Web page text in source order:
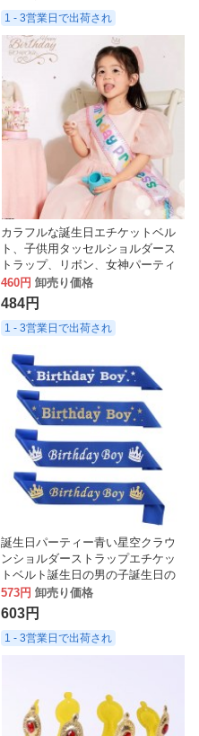
1 - 3営業日で出荷され
カラフルな誕生日エチケットベル
ト、子供用タッセルショルダース
トラップ、リボン、女神パーティ
ーの写真小道具
460円 卸売り価格
484円
1 - 3営業日で出荷され
誕生日パーティー青い星空クラウ
ンショルダーストラップエチケッ
トベルト誕生日の男の子誕生日の
男の子ジュエリーベルト
573円 卸売り価格
603円
1 - 3営業日で出荷され